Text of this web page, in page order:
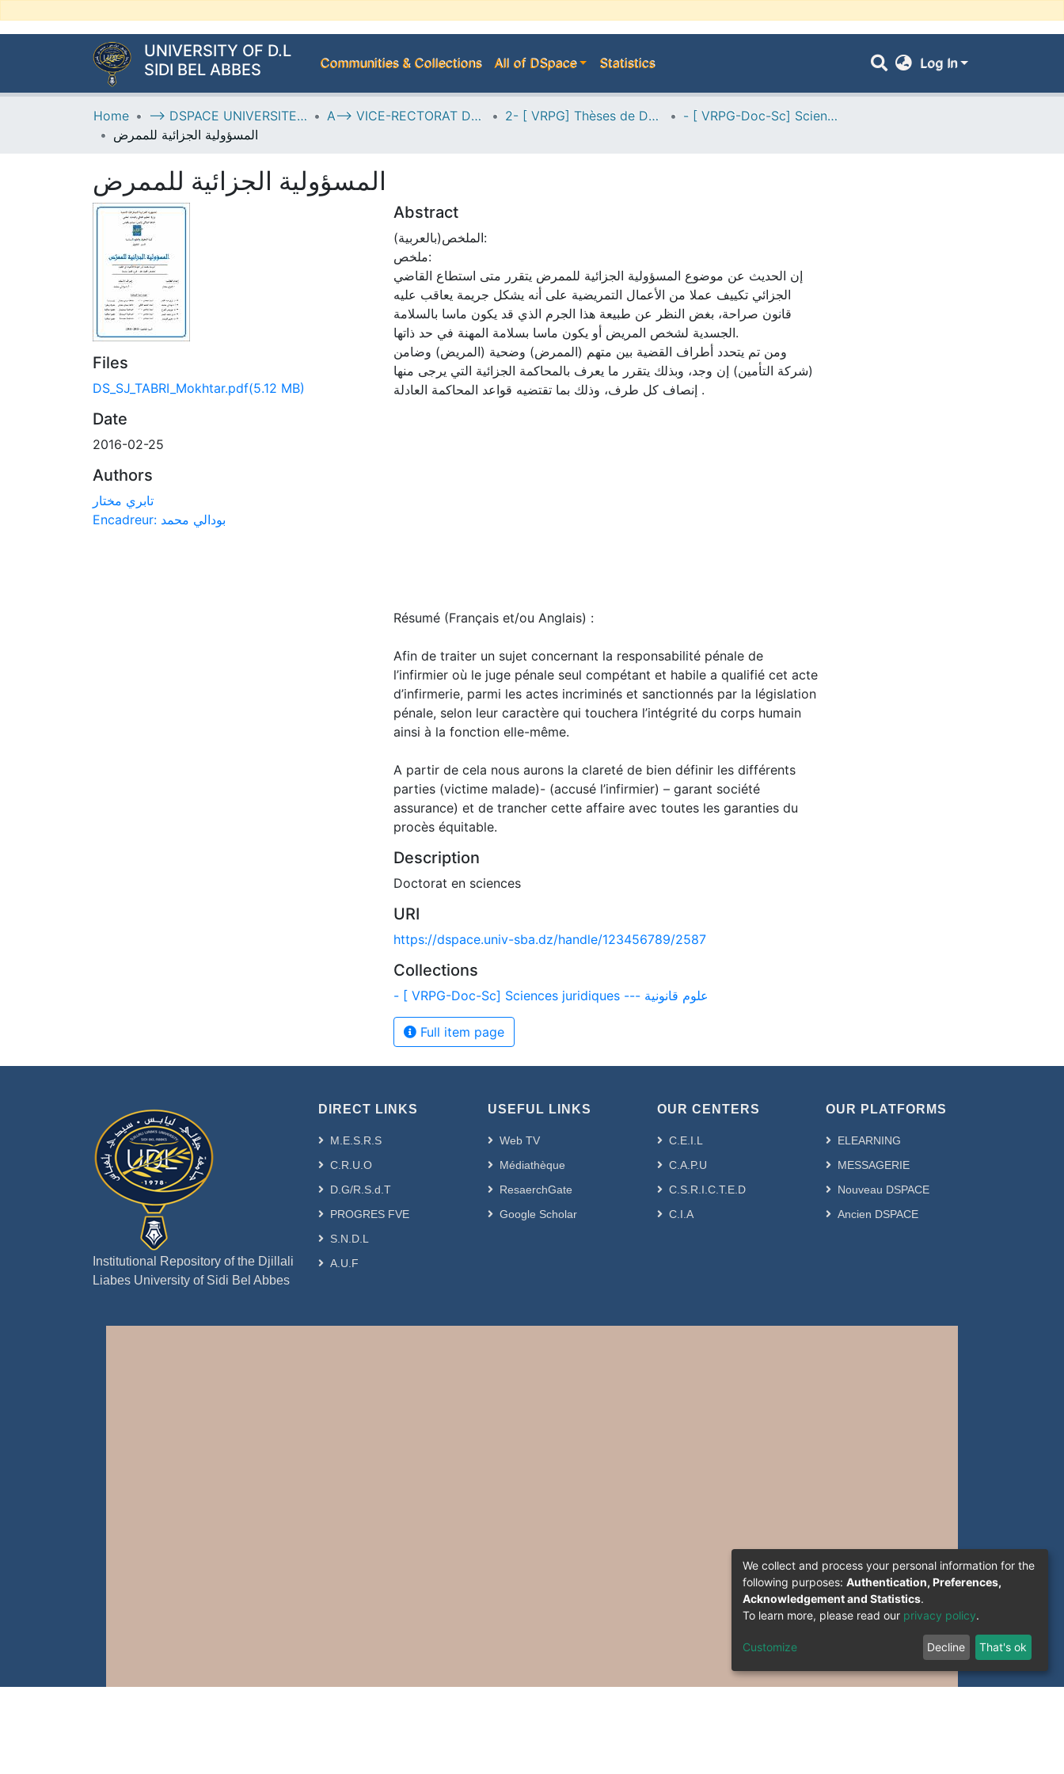
UNIVERSITY OF D.L
SIDI BEL ABBES
Communities & Collections All of DSpace Statistics Log In
Home --> DSPACE UNIVERSITE DJILALLI LIABES DE SIDI BEL ABBES A--> VICE-RECTORAT DE LA POST-GRADUATION 2- [ VRPG] Thèses de Doctorat en Sciences
- [ VRPG-Doc-Sc] Sciences juridiques --- علوم قانونية
المسؤولية الجزائية للممرض
المسؤولية الجزائية للممرض
Files
DS_SJ_TABRI_Mokhtar.pdf(5.12 MB)
Date
2016-02-25
Authors
تابري مختار
Encadreur: بودالي محمد
Abstract
الملخص(بالعربية):
ملخص:
إن الحديث عن موضوع المسؤولية الجزائية للممرض يتقرر متى استطاع القاضي
الجزائي تكييف عملا من الأعمال التمريضية على أنه يشكل جريمة يعاقب عليه
قانون صراحة، بغض النظر عن طبيعة هذا الجرم الذي قد يكون ماسا بالسلامة
الجسدية لشخص المريض أو يكون ماسا بسلامة المهنة في حد ذاتها.
ومن تم يتحدد أطراف القضية بين متهم (الممرض) وضحية (المريض) وضامن
(شركة التأمين) إن وجد، وبذلك يتقرر ما يعرف بالمحاكمة الجزائية التي يرجى منها
إنصاف كل طرف، وذلك بما تقتضيه قواعد المحاكمة العادلة .
Résumé (Français et/ou Anglais) :
Afin de traiter un sujet concernant la responsabilité pénale de
l’infirmier où le juge pénale seul compétant et habile a qualifié cet acte
d’infirmerie, parmi les actes incriminés et sanctionnés par la législation
pénale, selon leur caractère qui touchera l’intégrité du corps humain
ainsi à la fonction elle-même.
A partir de cela nous aurons la clareté de bien définir les différents
parties (victime malade)- (accusé l’infirmier) – garant société
assurance) et de trancher cette affaire avec toutes les garanties du
procès équitable.
Description
Doctorat en sciences
URI
https://dspace.univ-sba.dz/handle/123456789/2587
Collections
- [ VRPG-Doc-Sc] Sciences juridiques --- علوم قانونية
Full item page
Institutional Repository of the Djillali
Liabes University of Sidi Bel Abbes
DIRECT LINKS
M.E.S.R.S
C.R.U.O
D.G/R.S.d.T
PROGRES FVE
S.N.D.L
A.U.F
USEFUL LINKS
Web TV
Médiathèque
ResaerchGate
Google Scholar
OUR CENTERS
C.E.I.L
C.A.P.U
C.S.R.I.C.T.E.D
C.I.A
OUR PLATFORMS
ELEARNING
MESSAGERIE
Nouveau DSPACE
Ancien DSPACE
We collect and process your personal information for the
following purposes: Authentication, Preferences,
Acknowledgement and Statistics.
To learn more, please read our privacy policy.
Customize Decline That's ok